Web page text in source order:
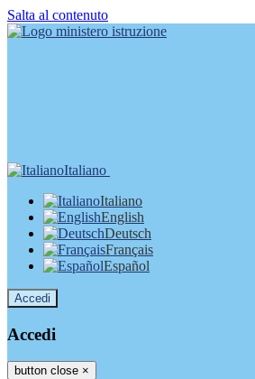
Salta al contenuto
Italiano
Italiano
English
Deutsch
Français
Español
Accedi
Accedi
button close ×